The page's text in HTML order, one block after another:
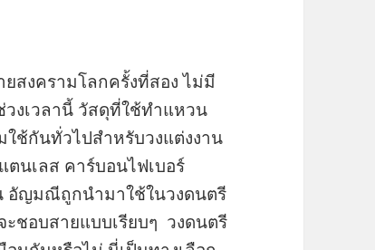
สงครามโลกครั้งที่สอง ไม่มี
งเวลานี้ วัสดุที่ใช้ทำแหวน
ใช้กันทั่วไปสำหรับวงแต่งงาน
ตนเลส คาร์บอนไฟเบอร์
อัญมณีถูกนำมาใช้ในวงดนตรี
ชอบสายแบบเรียบๆ วงดนตรี